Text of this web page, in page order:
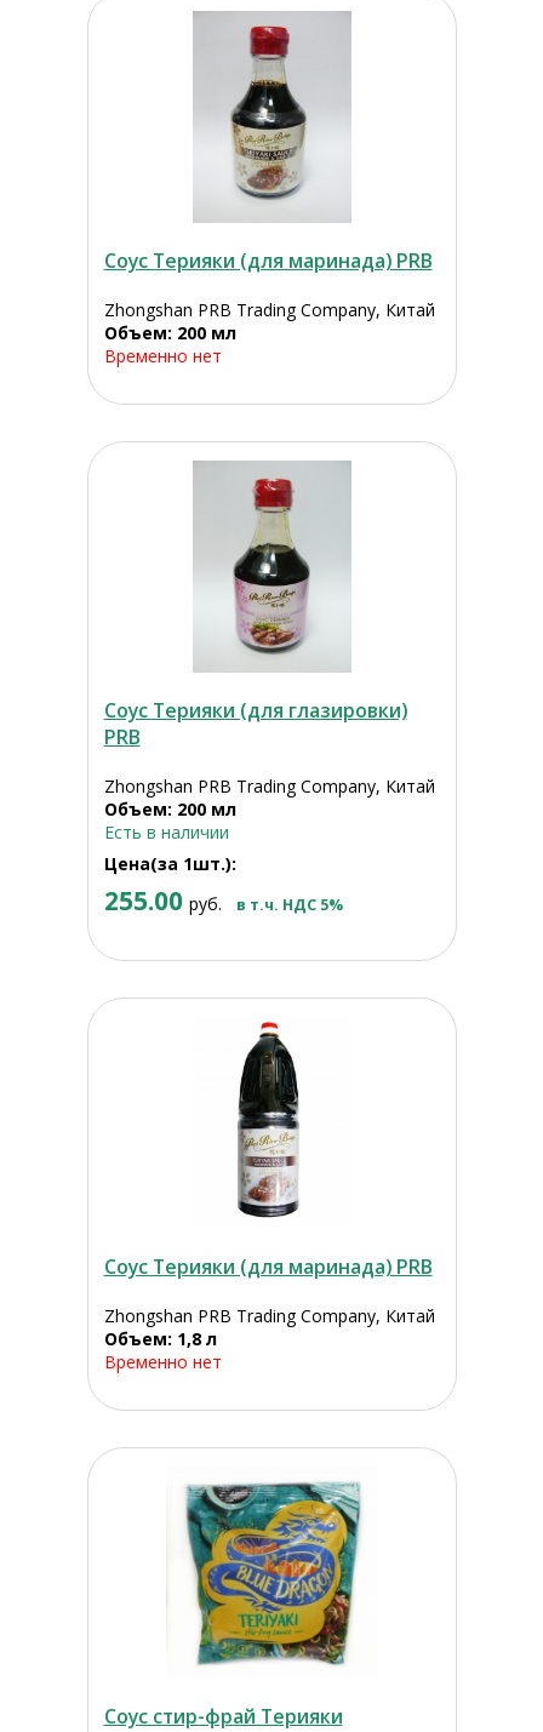
Соус Терияки (для маринада) PRB
Zhongshan PRB Trading Company, Китай
Объем: 200 мл
Временно нет
Соус Терияки (для глазировки)
PRB
Zhongshan PRB Trading Company, Китай
Объем: 200 мл
Есть в наличии
Цена(за 1шт.):
255.00 руб. в т.ч. НДС 5%
Соус Терияки (для маринада) PRB
Zhongshan PRB Trading Company, Китай
Объем: 1,8 л
Временно нет
Соус стир-фрай Терияки